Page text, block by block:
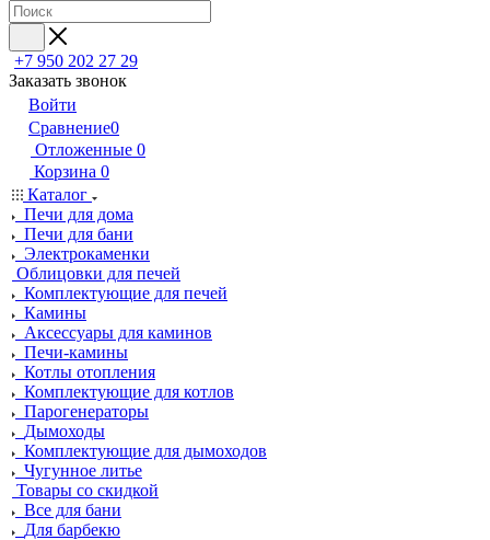
+7 950 202 27 29
Заказать звонок
Войти
Сравнение0
Отложенные 0
Корзина 0
Каталог
Печи для дома
Печи для бани
Электрокаменки
Облицовки для печей
Комплектующие для печей
Камины
Аксессуары для каминов
Печи-камины
Котлы отопления
Комплектующие для котлов
Парогенераторы
Дымоходы
Комплектующие для дымоходов
Чугунное литье
Товары со скидкой
Все для бани
Для барбекю